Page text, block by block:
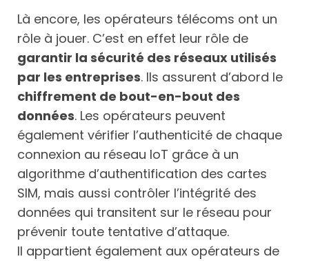
Là encore, les opérateurs télécoms ont un
rôle à jouer. C’est en effet leur rôle de
garantir la sécurité des réseaux utilisés
par les entreprises. Ils assurent d’abord le
chiffrement de bout-en-bout des
données. Les opérateurs peuvent
également vérifier l’authenticité de chaque
connexion au réseau IoT grâce à un
algorithme d’authentification des cartes
SIM, mais aussi contrôler l’intégrité des
données qui transitent sur le réseau pour
prévenir toute tentative d’attaque.
Il appartient également aux opérateurs de